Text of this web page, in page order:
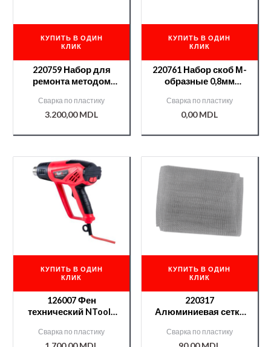
КУПИТЬ В ОДИН
КЛИК
220759 Набор для
ремонта методом
«степлера» NTools
Hot Stapler Small
Сварка по пластику
3.200,00MDL
КУПИТЬ В ОДИН
КЛИК
220761 Набор скоб М-
образные 0,8мм
APP
Сварка по пластику
0,00MDL
КУПИТЬ В ОДИН
КЛИК
126007 Фен
технический NTools
Сварка по пластику
КУПИТЬ В ОДИН
КЛИК
220317
Алюминиевая сетка
Сварка по пластику